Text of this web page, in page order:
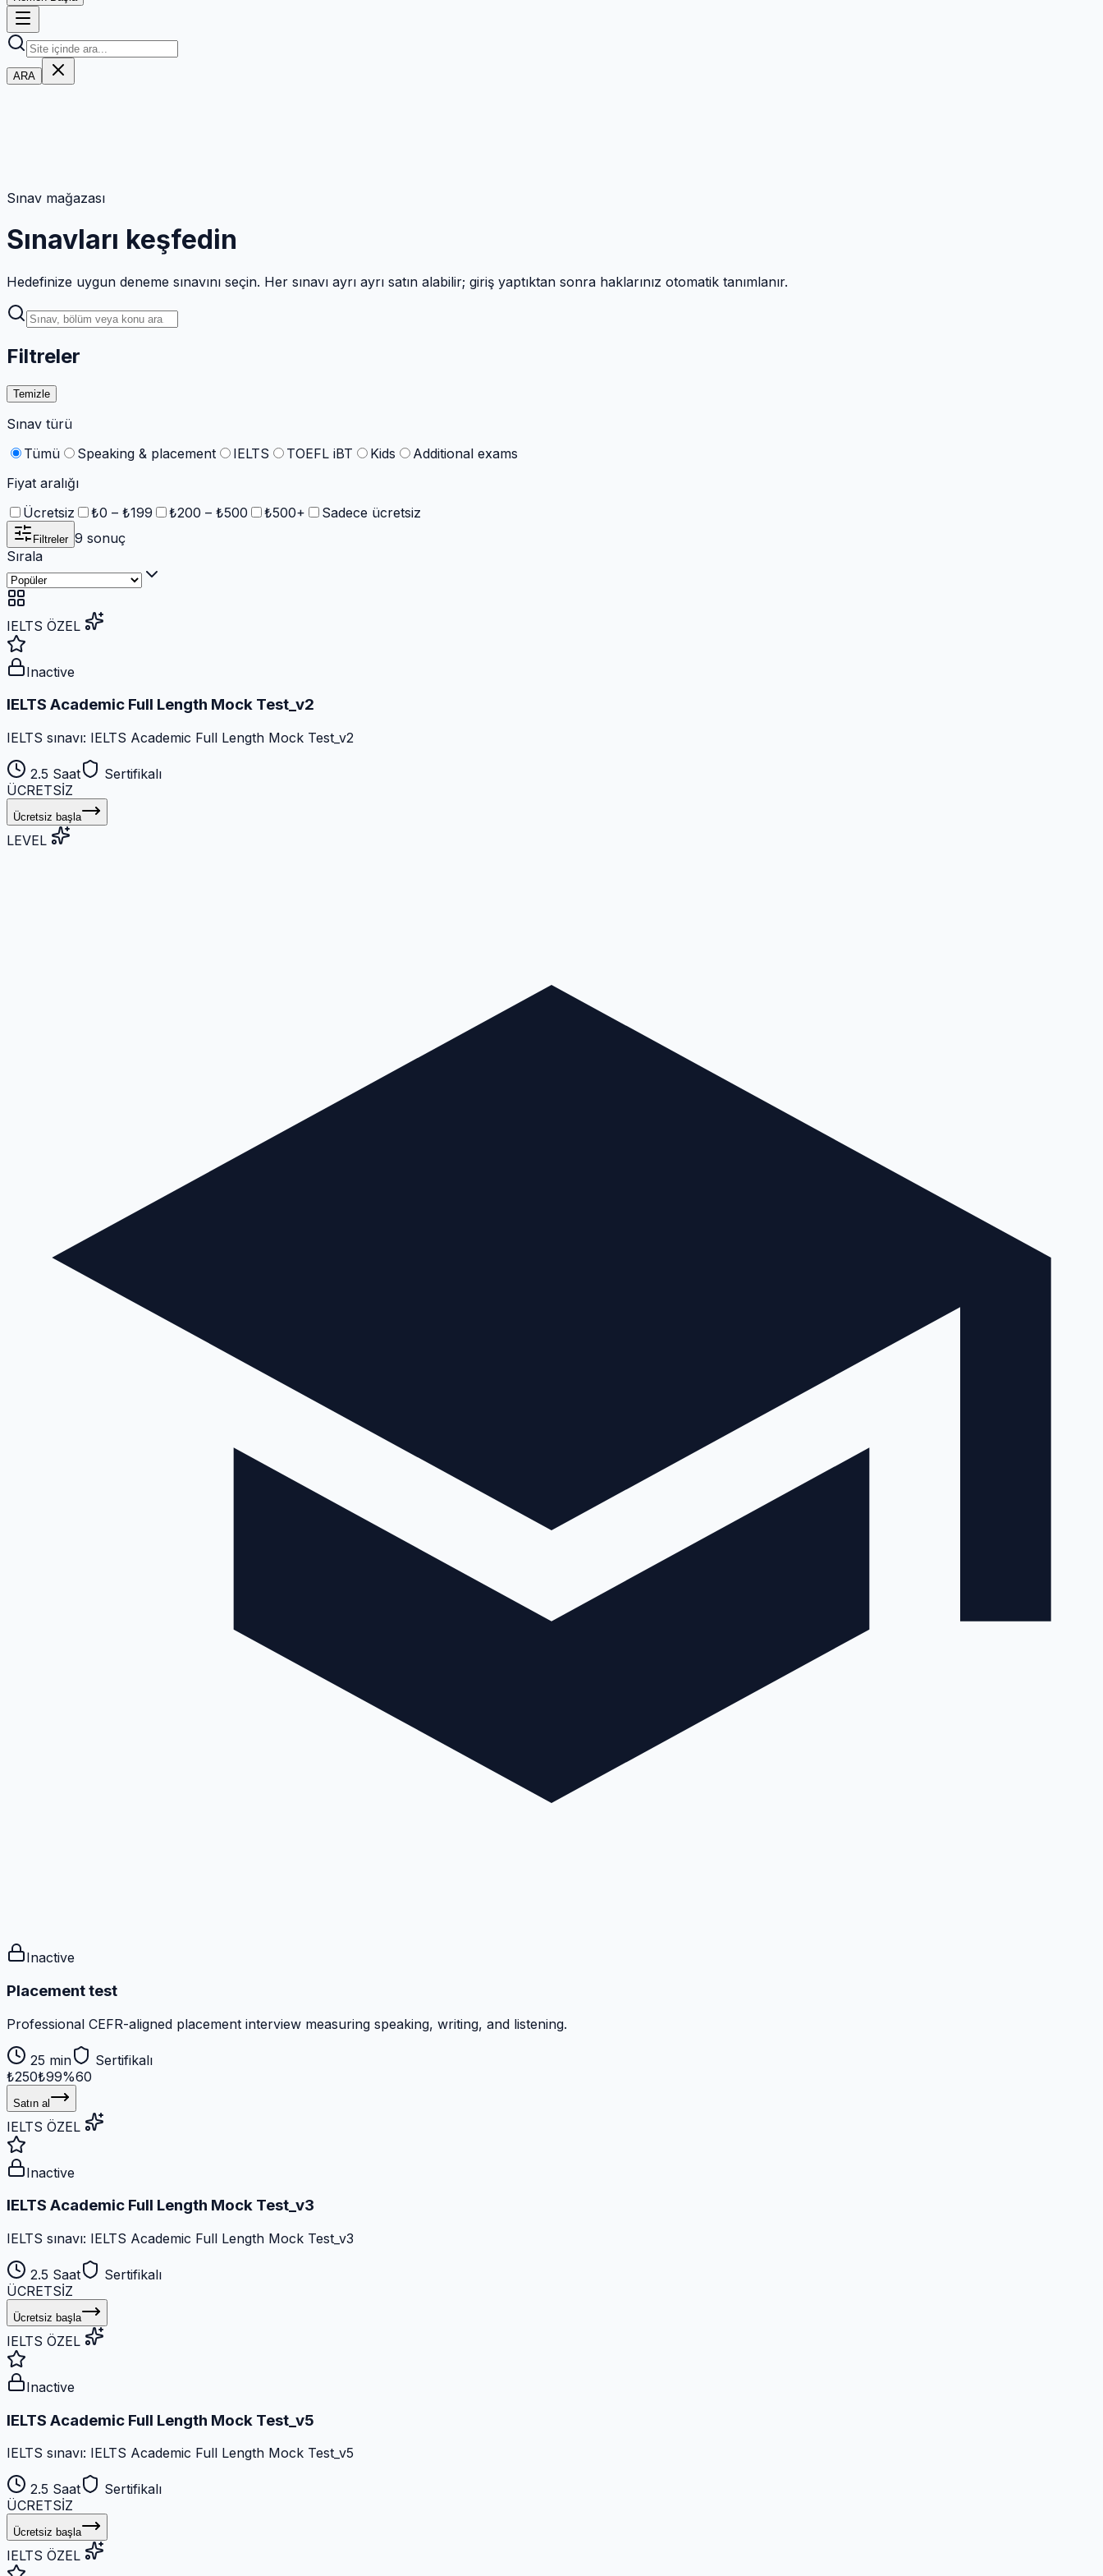
ARA
Sınav mağazası
Sınavları keşfedin
Hedefinize uygun deneme sınavını seçin. Her sınavı ayrı ayrı satın alabilir; giriş yaptıktan sonra haklarınız otomatik tanımlanır.
Filtreler
Temizle
Sınav türü
Tümü
Speaking & placement IELTS TOEFL iBT Kids
Additional exams
Fiyat aralığı
Ücretsiz
₺0 – ₺199 ₺200 – ₺500 ₺500+ Sadece ücretsiz
Filtreler 9 sonuç
Sırala
IELTS ÖZEL
Inactive
IELTS Academic Full Length Mock Test_v2
IELTS sınavı: IELTS Academic Full Length Mock Test_v2
2.5 Saat
Sertifikalı
ÜCRETSİZ
Ücretsiz başla
LEVEL
Inactive
Placement test
Professional CEFR-aligned placement interview measuring speaking, writing, and listening.
25 min
Sertifikalı
₺250₺99%60
Satın al
IELTS ÖZEL
Inactive
IELTS Academic Full Length Mock Test_v3
IELTS sınavı: IELTS Academic Full Length Mock Test_v3
2.5 Saat
Sertifikalı
ÜCRETSİZ
Ücretsiz başla
IELTS ÖZEL
Inactive
IELTS Academic Full Length Mock Test_v5
IELTS sınavı: IELTS Academic Full Length Mock Test_v5
2.5 Saat
Sertifikalı
ÜCRETSİZ
Ücretsiz başla
IELTS ÖZEL